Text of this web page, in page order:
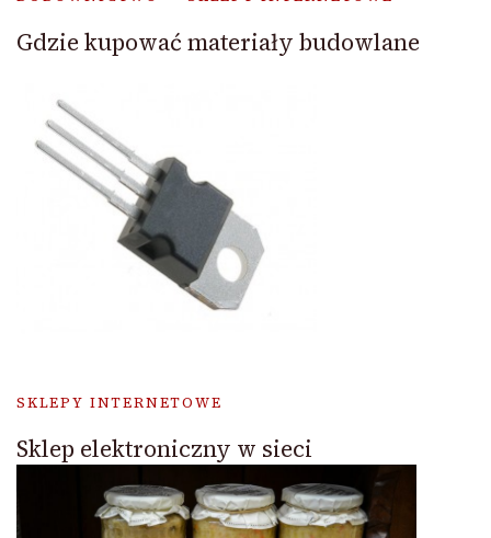
Gdzie kupować materiały budowlane
SKLEPY INTERNETOWE
Sklep elektroniczny w sieci